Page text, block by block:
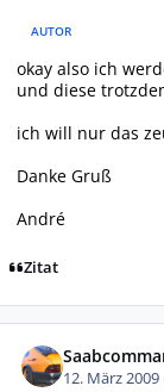
AUTOR
okay also ich
und diese
ich will nur das
Danke Gruß
André
Zitat
12. März